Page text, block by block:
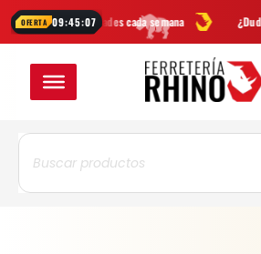
OFERTA 09:45:07
y novedades cada semana ¿Dudas?
Búsqueda
productos